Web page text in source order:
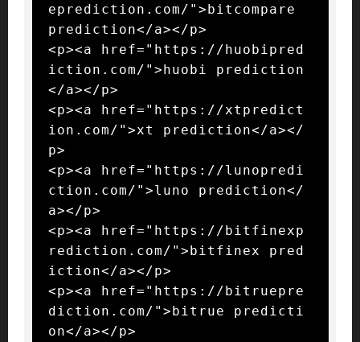
eprediction.com/">bitcompare
prediction</a></p>
<p><a href="https://huobipred
iction.com/">huobi prediction
</a></p>
<p><a href="https://xtpredict
ion.com/">xt prediction</a></
p>
<p><a href="https://lunopredi
ction.com/">luno prediction</
a></p>
<p><a href="https://bitfinexp
rediction.com/">bitfinex pred
iction</a></p>
<p><a href="https://bitruepre
diction.com/">bitrue predicti
on</a></p>